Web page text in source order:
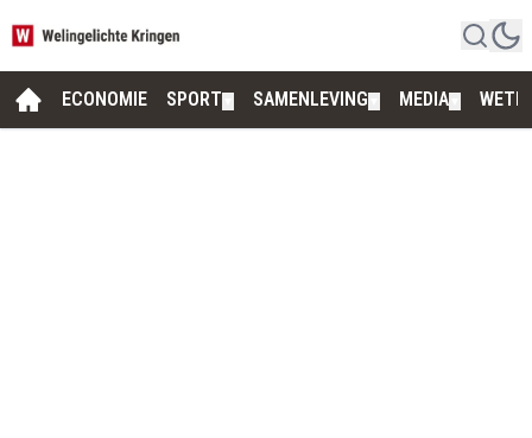
ECONOMIE SPORT SAMENLEVING MEDIA